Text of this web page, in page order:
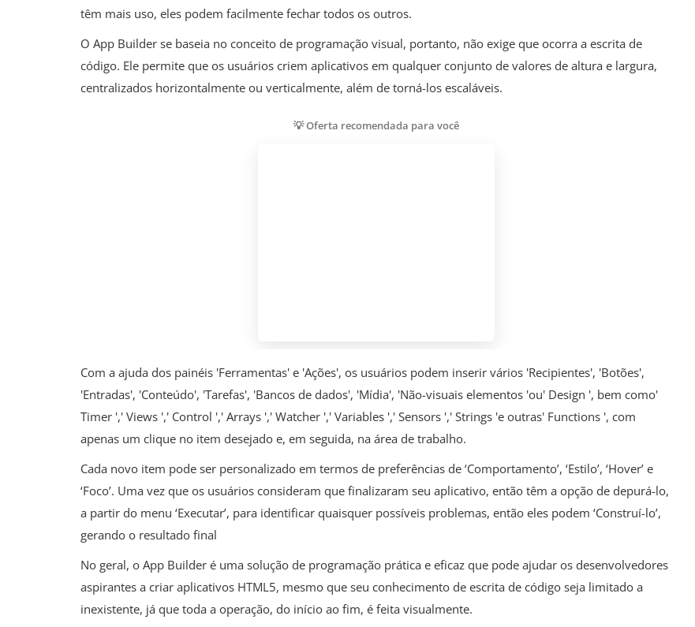
têm mais uso, eles podem facilmente fechar todos os outros.
O App Builder se baseia no conceito de programação visual, portanto, não exige que ocorra a escrita de
código. Ele permite que os usuários criem aplicativos em qualquer conjunto de valores de altura e largura,
centralizados horizontalmente ou verticalmente, além de torná-los escaláveis.
💡 Oferta recomendada para você
Com a ajuda dos painéis 'Ferramentas' e 'Ações', os usuários podem inserir vários 'Recipientes', 'Botões',
'Entradas', 'Conteúdo', 'Tarefas', 'Bancos de dados', 'Mídia', 'Não-visuais elementos 'ou' Design ', bem como'
Timer ',' Views ',' Control ',' Arrays ',' Watcher ',' Variables ',' Sensors ',' Strings 'e outras' Functions ', com
apenas um clique no item desejado e, em seguida, na área de trabalho.
Cada novo item pode ser personalizado em termos de preferências de ‘Comportamento’, ‘Estilo’, ‘Hover’ e
‘Foco’. Uma vez que os usuários consideram que finalizaram seu aplicativo, então têm a opção de depurá-lo,
a partir do menu ‘Executar’, para identificar quaisquer possíveis problemas, então eles podem ‘Construí-lo’,
gerando o resultado final
No geral, o App Builder é uma solução de programação prática e eficaz que pode ajudar os desenvolvedores
aspirantes a criar aplicativos HTML5, mesmo que seu conhecimento de escrita de código seja limitado a
inexistente, já que toda a operação, do início ao fim, é feita visualmente.